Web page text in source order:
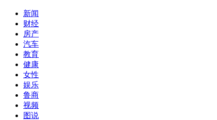
新闻
财经
房产
汽车
教育
健康
女性
娱乐
鲁商
视频
图说